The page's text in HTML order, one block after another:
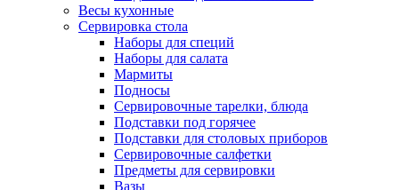
Весы кухонные
Сервировка стола
Наборы для специй
Наборы для салата
Мармиты
Подносы
Сервировочные тарелки, блюда
Подставки под горячее
Подставки для столовых приборов
Сервировочные салфетки
Предметы для сервировки
Вазы